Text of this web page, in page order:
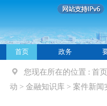
首页 政务
您现在所在的位置 : 首页
动 > 金融知识库 > 案件新闻